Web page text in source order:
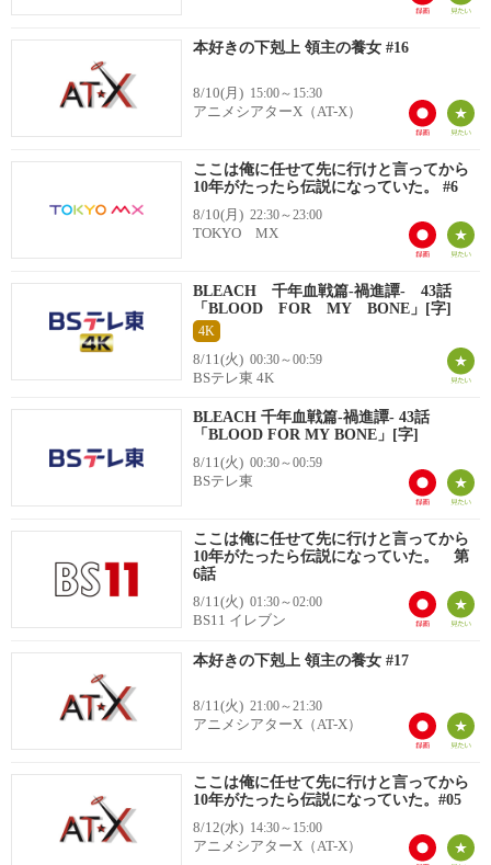
本好きの下剋上 領主の養女 #16
8/10(月) 15:00～15:30
アニメシアターX（AT-X）
ここは俺に任せて先に行けと言ってから
10年がたったら伝説になっていた。 #6
8/10(月) 22:30～23:00
TOKYO MX
BLEACH 千年血戦篇-禍進譚- 43話
「BLOOD FOR MY BONE」[字]
4K
8/11(火) 00:30～00:59
BSテレ東 4K
BLEACH 千年血戦篇-禍進譚- 43話
「BLOOD FOR MY BONE」[字]
8/11(火) 00:30～00:59
BSテレ東
ここは俺に任せて先に行けと言ってから
10年がたったら伝説になっていた。 第
6話
8/11(火) 01:30～02:00
BS11 イレブン
本好きの下剋上 領主の養女 #17
8/11(火) 21:00～21:30
アニメシアターX（AT-X）
ここは俺に任せて先に行けと言ってから
10年がたったら伝説になっていた。#05
8/12(水) 14:30～15:00
アニメシアターX（AT-X）